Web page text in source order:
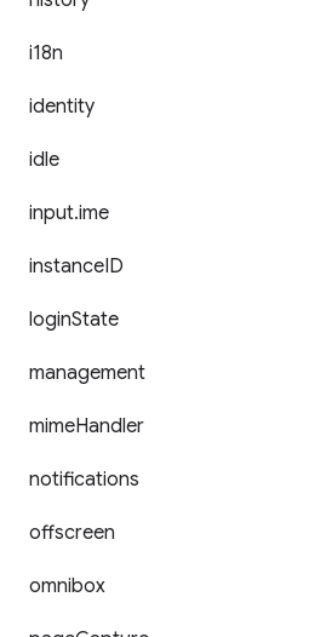
i18n
identity
idle
input.ime
instanceID
loginState
management
mimeHandler
notifications
offscreen
omnibox